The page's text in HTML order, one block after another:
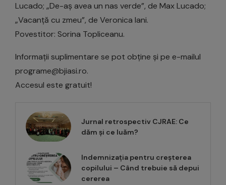
Lucado; „De-aș avea un nas verde”, de Max Lucado;
„Vacanță cu zmeu”, de Veronica Iani.
Povestitor: Sorina Topliceanu.
Informații suplimentare se pot obține și pe e-mailul
programe@bjiasi.ro.
Accesul este gratuit!
Jurnal retrospectiv CJRAE: Ce
dăm și ce luăm?
Indemnizația pentru creșterea
copilului – Când trebuie să depui
cererea